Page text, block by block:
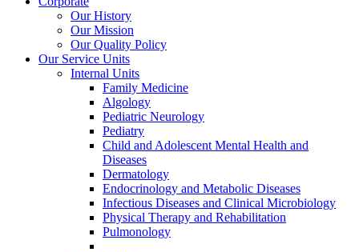
Our History
Our Mission
Our Quality Policy
Our Service Units
Internal Units
Family Medicine
Algology
Pediatric Neurology
Pediatry
Child and Adolescent Mental Health and
Diseases
Dermatology
Endocrinology and Metabolic Diseases
Infectious Diseases and Clinical Microbiology
Physical Therapy and Rehabilitation
Pulmonology